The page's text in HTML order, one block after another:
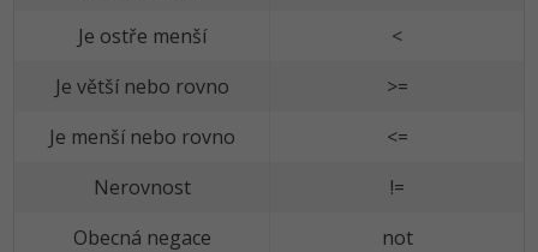
Je ostře menší
<
Je větší nebo rovno
>=
Je menší nebo rovno
<=
Nerovnost
!=
Obecná negace
not